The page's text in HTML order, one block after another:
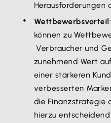
Herausforderungen
Wettbewerbsvorteil
können zu
Verbraucher und
zunehmend Wert
einer stärkeren
verbesserten
die Finanzstrategie
hierzu